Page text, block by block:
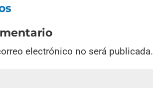
electrónico no será publicada.